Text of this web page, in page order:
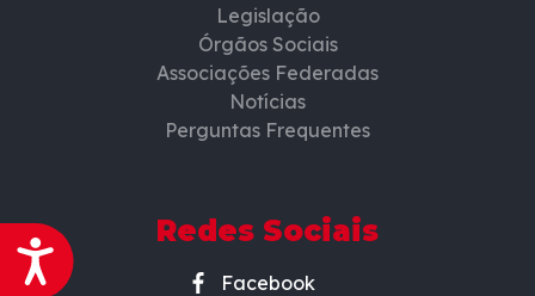
Acessibilidade
Legislação
Órgãos Sociais
Associações Federadas
Notícias
Perguntas Frequentes
Redes Sociais
Facebook